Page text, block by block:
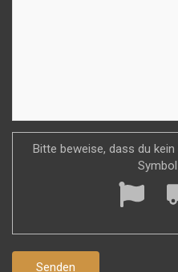
Bitte beweise, dass du
Symbol